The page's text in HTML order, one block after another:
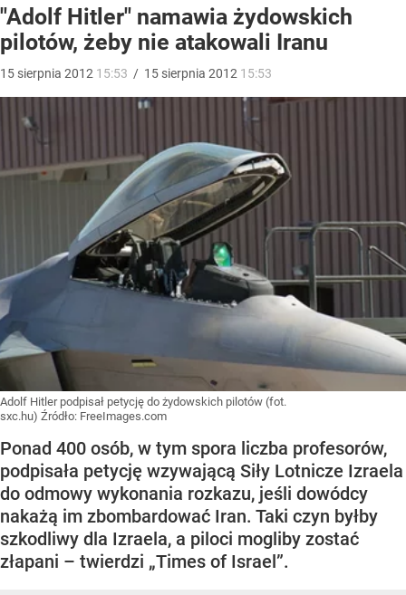
"Adolf Hitler" namawia żydowskich
pilotów, żeby nie atakowali Iranu
15 sierpnia 2012 15:53 / 15 sierpnia 2012 15:53
Adolf Hitler podpisał petycję do żydowskich pilotów (fot.
sxc.hu) Źródło: FreeImages.com
Ponad 400 osób, w tym spora liczba profesorów,
podpisała petycję wzywającą Siły Lotnicze Izraela
do odmowy wykonania rozkazu, jeśli dowódcy
nakażą im zbombardować Iran. Taki czyn byłby
szkodliwy dla Izraela, a piloci mogliby zostać
złapani – twierdzi „Times of Israel”.